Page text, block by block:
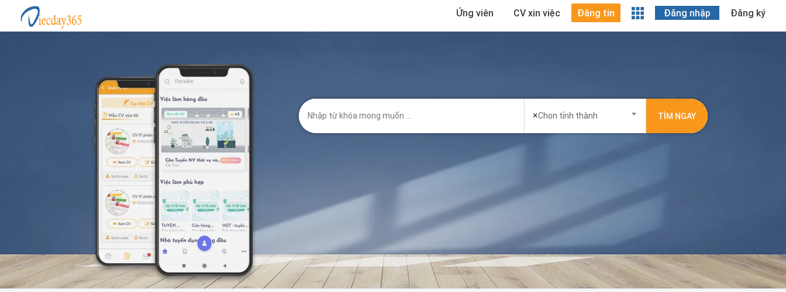
Ứng viên CV xin việc Đăng tin Đăng nhập Đăng ký
×Chọn tỉnh thành TÌM NGAY